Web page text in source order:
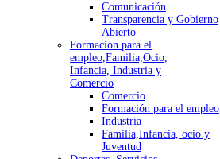
Comunicación
Transparencia y Gobierno
Abierto
Formación para el
empleo,Familia,Ocio,
Infancia, Industria y
Comercio
Comercio
Formación para el empleo
Industria
Familia,Infancia, ocio y
Juventud